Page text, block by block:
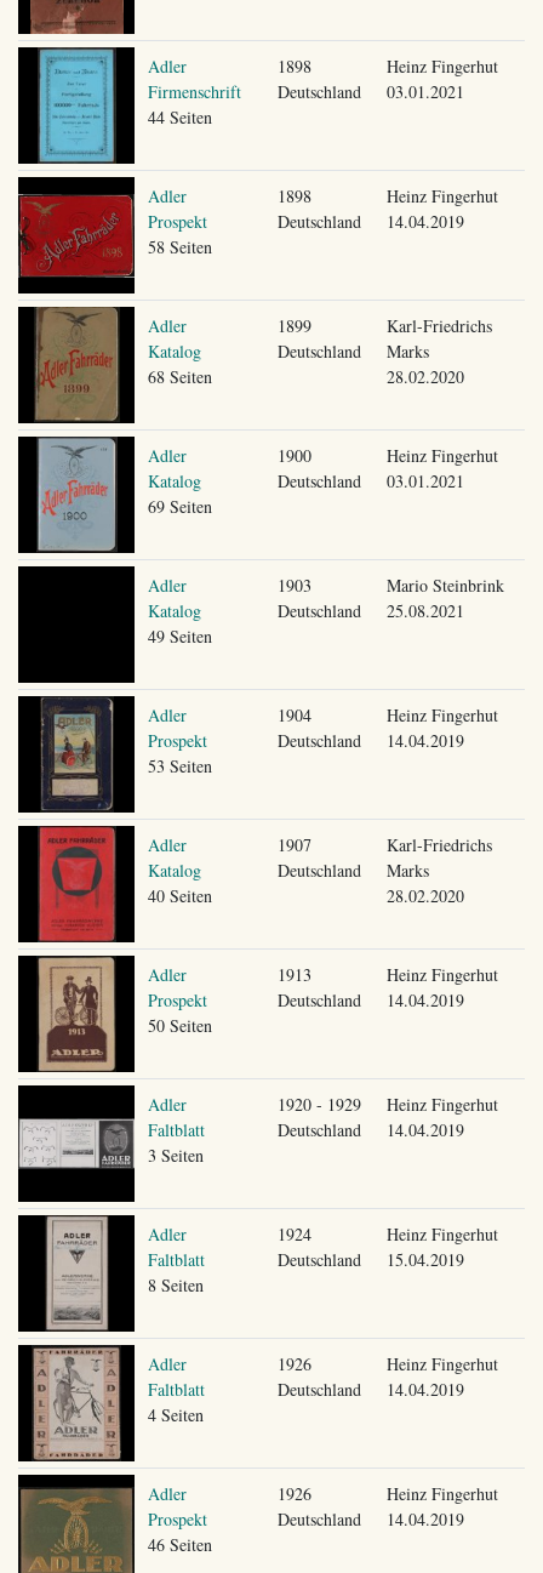
Adler
Firmenschrift
44 Seiten
1898
Deutschland
Heinz Fingerhut
03.01.2021
Adler
Prospekt
58 Seiten
1898
Deutschland
Heinz Fingerhut
14.04.2019
Adler
Katalog
68 Seiten
1899
Deutschland
Karl-Friedrichs
Marks
28.02.2020
Adler
Katalog
69 Seiten
1900
Deutschland
Heinz Fingerhut
03.01.2021
Adler
Katalog
49 Seiten
1903
Deutschland
Mario Steinbrink
25.08.2021
Adler
Prospekt
53 Seiten
1904
Deutschland
Heinz Fingerhut
14.04.2019
Adler
Katalog
40 Seiten
1907
Deutschland
Karl-Friedrichs
Marks
28.02.2020
Adler
Prospekt
50 Seiten
1913
Deutschland
Heinz Fingerhut
14.04.2019
Adler
Faltblatt
3 Seiten
1920 - 1929
Deutschland
Heinz Fingerhut
14.04.2019
Adler
Faltblatt
8 Seiten
1924
Deutschland
Heinz Fingerhut
15.04.2019
Adler
Faltblatt
4 Seiten
1926
Deutschland
Heinz Fingerhut
14.04.2019
Adler
Prospekt
46 Seiten
1926
Deutschland
Heinz Fingerhut
14.04.2019